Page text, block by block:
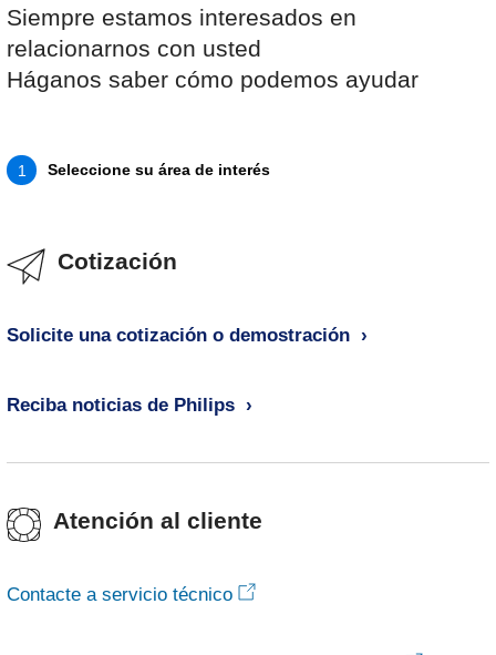
Siempre estamos interesados en
relacionarnos con usted
Háganos saber cómo podemos ayudar
1 Seleccione su área de interés
Cotización
Solicite una cotización o demostración
Reciba noticias de Philips
Atención al cliente
Contacte a servicio técnico